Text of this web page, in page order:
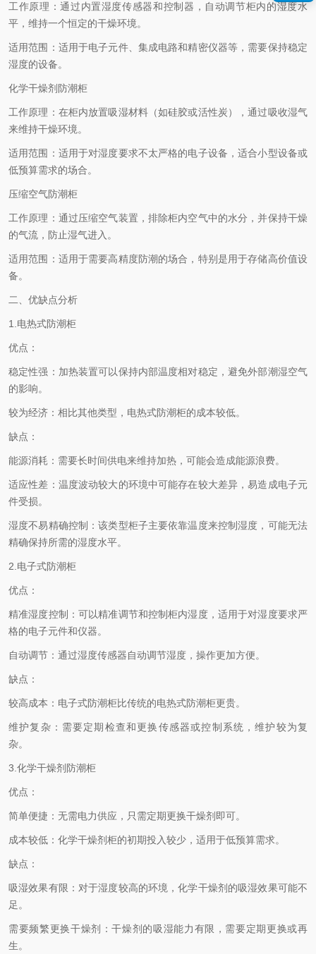
工作原理：通过内置湿度传感器和控制器，自动调节柜内的湿度水
平，维持一个恒定的干燥环境。
适用范围：适用于电子元件、集成电路和精密仪器等，需要保持稳定
湿度的设备。
化学干燥剂防潮柜
工作原理：在柜内放置吸湿材料（如硅胶或活性炭），通过吸收湿气
来维持干燥环境。
适用范围：适用于对湿度要求不太严格的电子设备，适合小型设备或
低预算需求的场合。
压缩空气防潮柜
工作原理：通过压缩空气装置，排除柜内空气中的水分，并保持干燥
的气流，防止湿气进入。
适用范围：适用于需要高精度防潮的场合，特别是用于存储高价值设
备。
二、优缺点分析
1.电热式防潮柜
优点：
稳定性强：加热装置可以保持内部温度相对稳定，避免外部潮湿空气
的影响。
较为经济：相比其他类型，电热式防潮柜的成本较低。
缺点：
能源消耗：需要长时间供电来维持加热，可能会造成能源浪费。
适应性差：温度波动较大的环境中可能存在较大差异，易造成电子元
件受损。
湿度不易精确控制：该类型柜子主要依靠温度来控制湿度，可能无法
精确保持所需的湿度水平。
2.电子式防潮柜
优点：
精准湿度控制：可以精准调节和控制柜内湿度，适用于对湿度要求严
格的电子元件和仪器。
自动调节：通过湿度传感器自动调节湿度，操作更加方便。
缺点：
较高成本：电子式防潮柜比传统的电热式防潮柜更贵。
维护复杂：需要定期检查和更换传感器或控制系统，维护较为复
杂。
3.化学干燥剂防潮柜
优点：
简单便捷：无需电力供应，只需定期更换干燥剂即可。
成本较低：化学干燥剂柜的初期投入较少，适用于低预算需求。
缺点：
吸湿效果有限：对于湿度较高的环境，化学干燥剂的吸湿效果可能不
足。
需要频繁更换干燥剂：干燥剂的吸湿能力有限，需要定期更换或再
生。